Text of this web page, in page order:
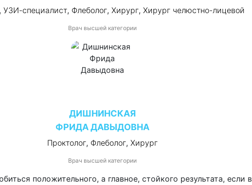
УЗИ-специалист, Флеболог, Хирург, Хирург челюстно-лицевой
Врач высшей категории
ДИШНИНСКАЯ
ФРИДА ДАВЫДОВНА
Проктолог, Флеболог, Хирург
Врач высшей категории
положительного, а главное, стойкого результата, если